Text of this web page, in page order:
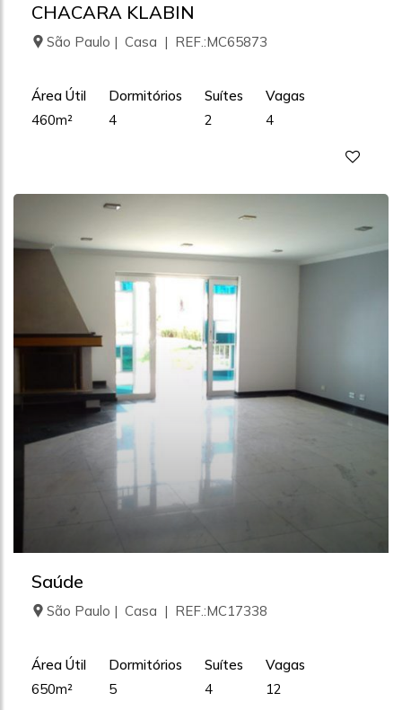
CHACARA KLABIN
São Paulo | Casa | REF.:MC65873
Área Útil
460m²
Dormitórios
4
Suítes
2
Vagas
4
Saúde
São Paulo | Casa | REF.:MC17338
Área Útil
650m²
Dormitórios
5
Suítes
4
Vagas
12